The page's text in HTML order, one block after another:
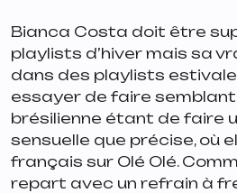
Bianca Costa doit être
playlists d’hiver mais sa
dans des playlists
essayer de faire
brésilienne étant de faire
sensuelle que précise, où
français sur Olé Olé.
repart avec un refrain à